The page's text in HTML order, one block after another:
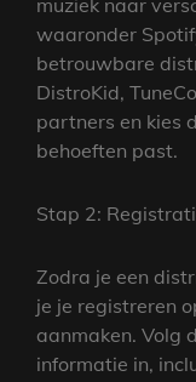
muziek naar
waaronder
betrouwbare
DistroKid,
partners en kies
behoeften past.
Stap 2:
Zodra je een
je je registreren
aanmaken. Volg
informatie in,